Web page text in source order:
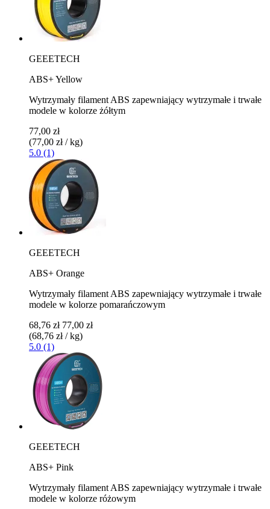
GEEETECH
ABS+ Yellow
Wytrzymały filament ABS zapewniający wytrzymałe i trwałe
modele w kolorze żółtym
77,00 zł
(77,00 zł / kg)
5.0 (1)
GEEETECH
ABS+ Orange
Wytrzymały filament ABS zapewniający wytrzymałe i trwałe
modele w kolorze pomarańczowym
68,76 zł 77,00 zł
(68,76 zł / kg)
5.0 (1)
GEEETECH
ABS+ Pink
Wytrzymały filament ABS zapewniający wytrzymałe i trwałe
modele w kolorze różowym